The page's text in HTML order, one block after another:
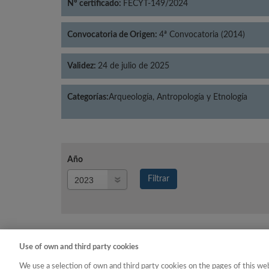
Nº certificado: FECYT-149/2024
Convocatoria de Origen: 4ª Convocatoria (2014)
Validez: 24 de julio de 2025
Categorías:Arqueología, Antropología y Etnología
Año
Filtrar
Año
Use of own and third party cookies
We use a selection of own and third party cookies on the pages of this